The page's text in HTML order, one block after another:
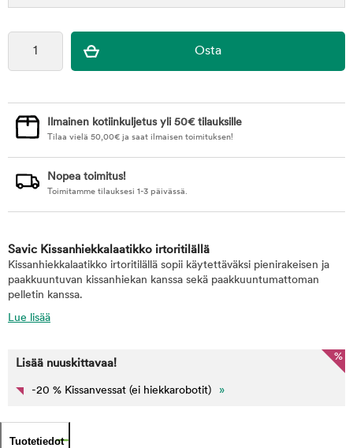
Ilmainen kotiinkuljetus yli 50€ tilauksille
Tilaa vielä 50,00€ ja saat ilmaisen toimituksen!
Nopea toimitus!
Toimitamme tilauksesi 1-3 päivässä.
Savic Kissanhiekkalaatikko irtoritilällä
Kissanhiekkalaatikko irtoritilällä sopii käytettäväksi pienirakeisen ja
paakkuuntuvan kissanhiekan kanssa sekä paakkuuntumattoman
pelletin kanssa.
Lue lisää
%
Lisää nuuskittavaa!
-20 % Kissanvessat (ei hiekkarobotit) »
Tuotetiedot